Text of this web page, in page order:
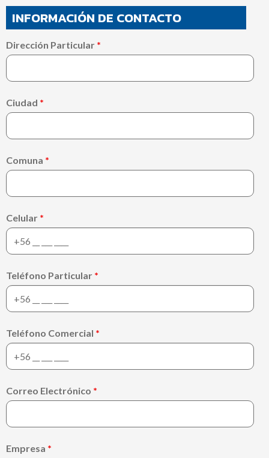
INFORMACIÓN DE CONTACTO
Dirección Particular *
Ciudad *
Comuna *
Celular *
Teléfono Particular *
Teléfono Comercial *
Correo Electrónico *
Empresa *